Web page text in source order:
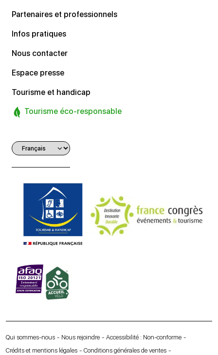
Partenaires et professionnels
Infos pratiques
Nous contacter
Espace presse
Tourisme et handicap
Tourisme éco-responsable
Qui sommes-nous Nous rejoindre
Accessibilité : Non-conforme
Crédits et mentions légales
Conditions générales de ventes